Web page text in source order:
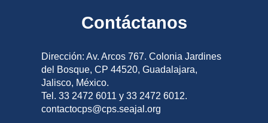
Contáctanos
Dirección: Av. Arcos 767. Colonia Jardines
del Bosque, CP 44520, Guadalajara,
Jalisco, México.
Tel. 33 2472 6011 y 33 2472 6012.
contactocps@cps.seajal.org